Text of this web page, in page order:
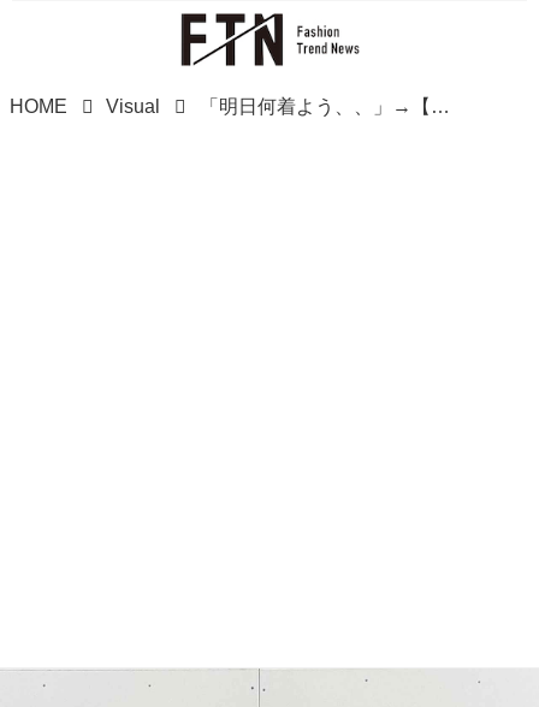
HOME Visual 「明日何着よう、、」→【グローバルワーク】で解決！ 1枚で即おしゃれ♡「時短トップス」